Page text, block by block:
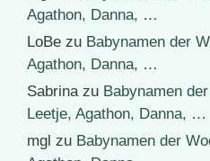
Agathon, Danna, …
LoBe zu Babynamen der
Agathon, Danna, …
Sabrina zu Babynamen
Leetje, Agathon, Danna, …
mgl zu Babynamen der